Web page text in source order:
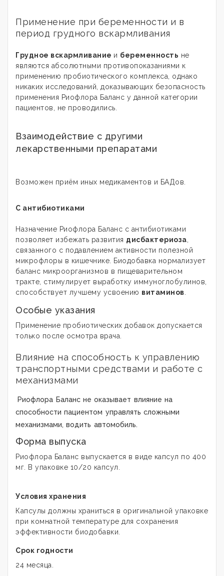
Применение при беременности и в
период грудного вскармливания
Грудное вскармливание и беременность не
являются абсолютными противопоказаниями к
применению пробиотического комплекса, однако
никаких исследований, доказывающих безопасность
применения Риофлора Баланс у данной категории
пациентов, не проводились.
Взаимодействие с другими
лекарственными препаратами
Возможен приём иных медикаментов и БАДов.
С антибиотиками
Назначение Риофлора Баланс с антибиотиками
позволяет избежать развития дисбактериоза
связанного с подавлением активности полезной
микрофлоры в кишечнике. Биодобавка нормализует
баланс микроорганизмов в пищеварительном
тракте, стимулирует выработку иммуноглобулинов,
способствует лучшему усвоению витаминов
Особые указания
Применение пробиотических добавок допускается
только после осмотра врача.
Влияние на способность к управлению
транспортными средствами и работе с
механизмами
Риофлора Баланс не оказывает влияние на
способности пациентом управлять сложными
механизмами, водить автомобиль.
Форма выпуска
Риофлора Баланс выпускается в виде капсул по 400
мг. В упаковке 10/20 капсул.
Условия хранения
Капсулы должны храниться в оригинальной упаковке
при комнатной температуре для сохранения
эффективности биодобавки.
Срок годности
24 месяца.